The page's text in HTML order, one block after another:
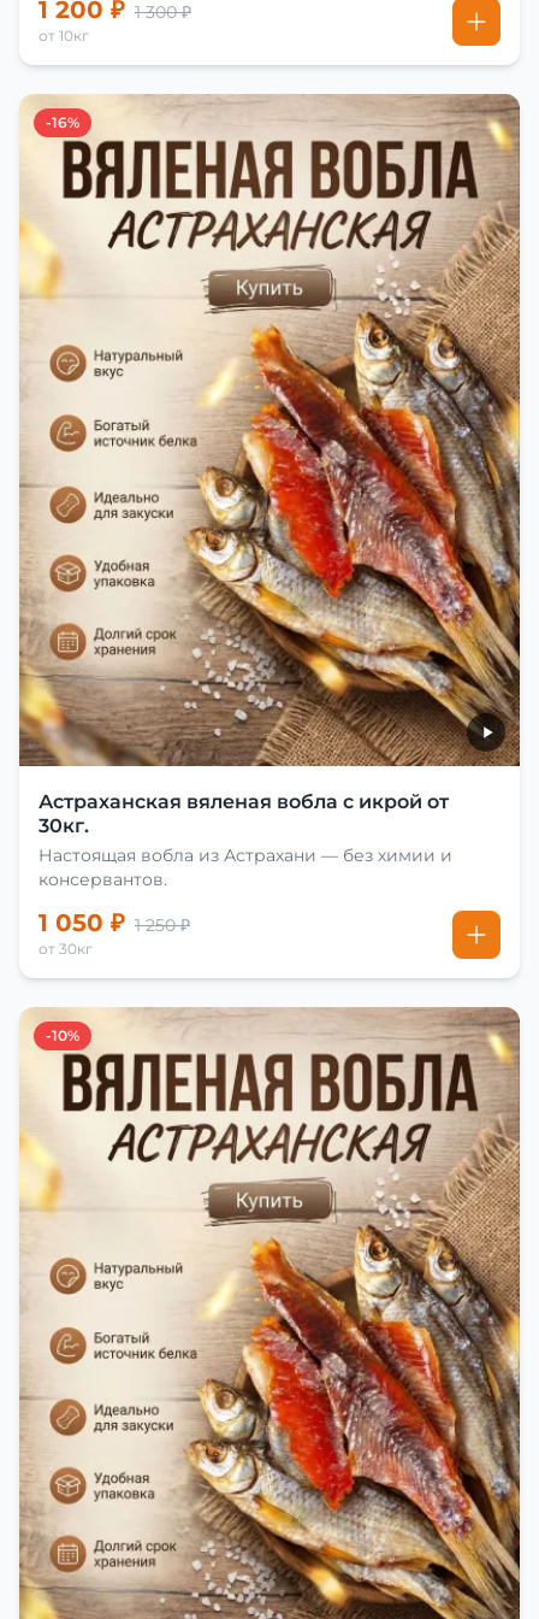
1 200 ₽ 1 300 ₽
от 10кг
-16%
Астраханская вяленая вобла с икрой от
30кг.
Настоящая вобла из Астрахани — без химии и
консервантов.
1 050 ₽ 1 250 ₽
от 30кг
-10%